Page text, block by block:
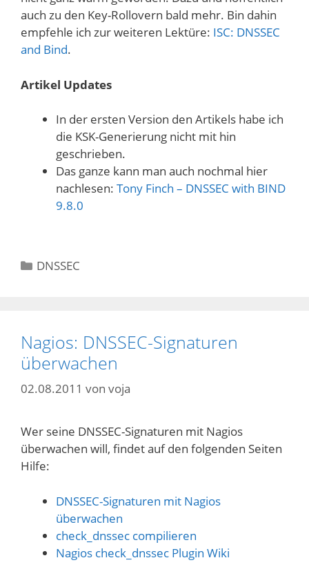
auch zu den Key-Rollovern bald mehr. Bin dahin
empfehle ich zur weiteren Lektüre: ISC: DNSSEC
and Bind.
Artikel Updates
In der ersten Version den Artikels habe ich
die KSK-Generierung nicht mit hin
geschrieben.
Das ganze kann man auch nochmal hier
nachlesen: Tony Finch – DNSSEC with BIND
9.8.0
Kategorien
DNSSEC
Nagios: DNSSEC-Signaturen
überwachen
02.08.2011 von voja
Wer seine DNSSEC-Signaturen mit Nagios
überwachen will, findet auf den folgenden Seiten
Hilfe:
DNSSEC-Signaturen mit Nagios
überwachen
check_dnssec compilieren
Nagios check_dnssec Plugin Wiki